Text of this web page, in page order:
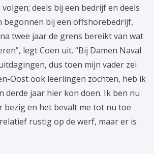
deels bij een bedrijf en deels
begonnen bij een offshorebedrijf,
twee jaar de grens bereikt van wat
legt Coen uit. “Bij Damen Naval
dus toen mijn vader zei
Oost ook leerlingen zochten, heb ik
derde jaar hier kon doen. Ik ben nu
bezig en het bevalt me tot nu toe
rustig op de werf, maar er is